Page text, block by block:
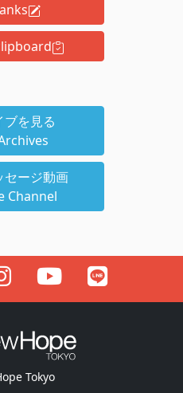
ブを見る
セージ動画
Channel
Tokyo